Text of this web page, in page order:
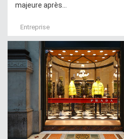
majeure après...
Entreprise